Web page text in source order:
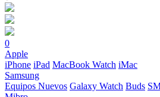
0
Apple
iPhone iPad MacBook Watch iMac
Samsung
Equipos Nuevos Galaxy Watch Buds